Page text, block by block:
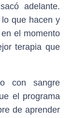
adelante.
que hacen y
el momento
terapia que
con sangre
el programa
de aprender